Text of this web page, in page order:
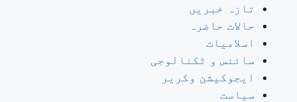
تازہ خبریں
حالات حاضرہ
اسلامیات
سائنس و ٹکنالوجی
ایجوکیشن وکریر
سیاست